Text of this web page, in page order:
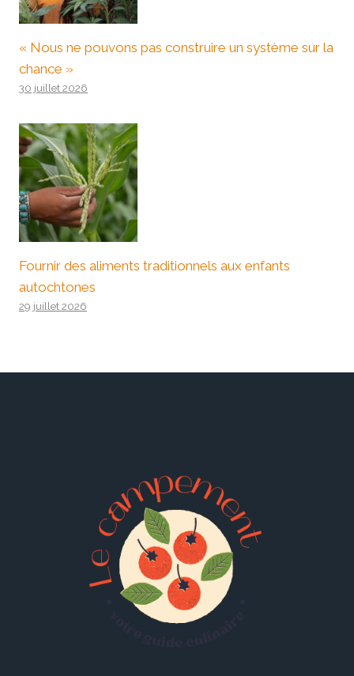
« Nous ne pouvons pas construire un système sur la
chance »
30 juillet 2026
Fournir des aliments traditionnels aux enfants
autochtones
29 juillet 2026